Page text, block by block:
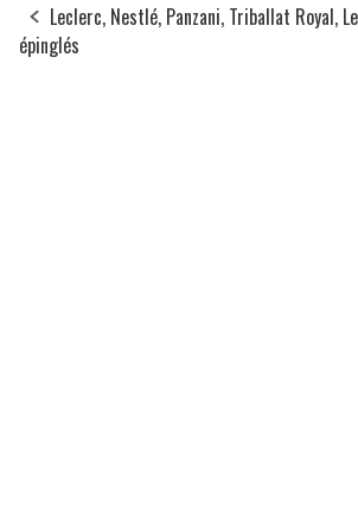
Leclerc, Nestlé, Panzani, Triballat Royal,
épinglés